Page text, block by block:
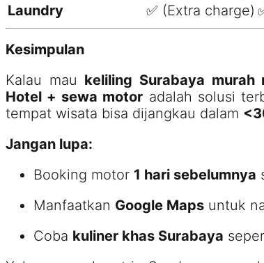
Laundry
✅ (Extra charge)
Kesimpulan
Kalau mau keliling Surabaya murah
Hotel + sewa motor adalah solusi
tempat wisata bisa dijangkau dalam
Jangan lupa:
Booking motor 1 hari sebelumnya
Manfaatkan Google Maps untuk
Coba kuliner khas Surabaya